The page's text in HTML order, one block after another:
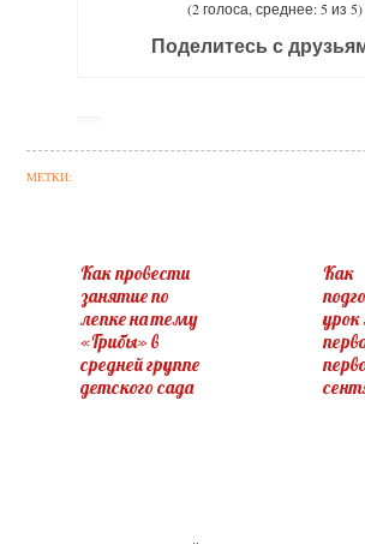
(2 голоса, среднее: 5 из 5)
Поделитесь с
МЕТКИ:
Как провести
занятие по
лепке на тему
«Грибы» в
средней группе
детского сада
Как